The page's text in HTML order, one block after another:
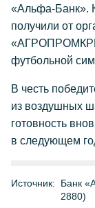
«Альфа-Банк».
получили от
футбольной
В честь
из воздушных
готовность
в следующем
Источник:
Банк
2880)